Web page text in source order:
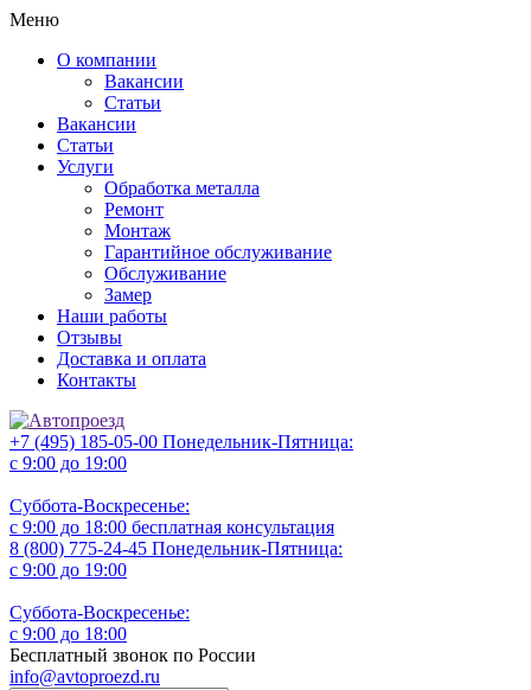
Меню
О компании
Вакансии
Статьи
Вакансии
Статьи
Услуги
Обработка металла
Ремонт
Монтаж
Гарантийное обслуживание
Обслуживание
Замер
Наши работы
Отзывы
Доставка и оплата
Контакты
+7 (495) 185-05-00 Понедельник-Пятница:
с 9:00 до 19:00
Суббота-Воскресенье:
с 9:00 до 18:00 бесплатная консультация
8 (800) 775-24-45 Понедельник-Пятница:
с 9:00 до 19:00
Суббота-Воскресенье:
с 9:00 до 18:00
Бесплатный звонок по России
info@avtoproezd.ru